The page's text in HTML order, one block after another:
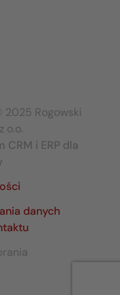
2025 Rogowski
o.o.
i ERP dla
danych